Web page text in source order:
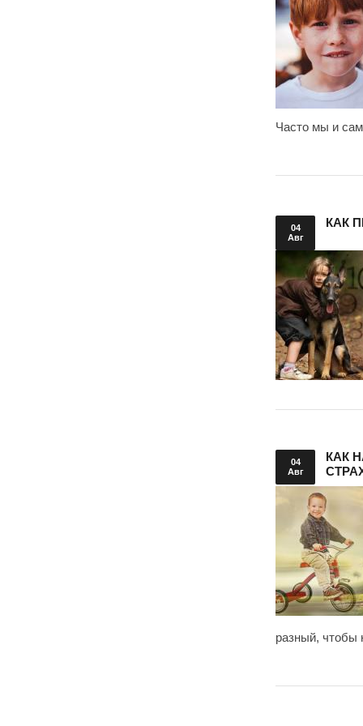
Часто мы и
04
Авг
КАК
04
Авг
КАК
разный, чтобы